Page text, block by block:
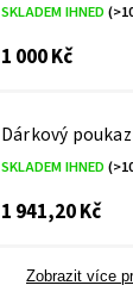
SKLADEM IHNED
1 000 Kč
Dárkový
SKLADEM IHNED
1 941,20 Kč
Zobrazit více